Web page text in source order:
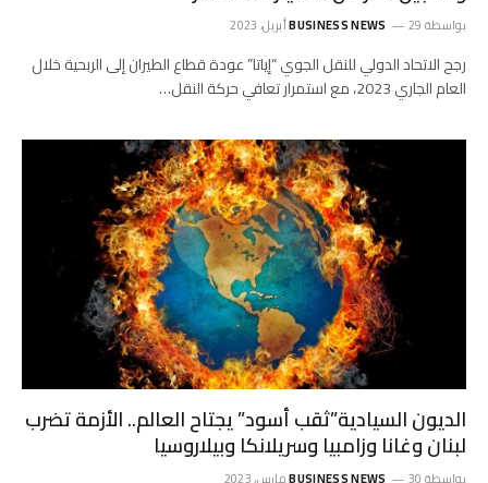
بواسطة BUSINESS NEWS 29 أبريل، 2023
رجح الاتحاد الدولي للنقل الجوي “إياتا” عودة قطاع الطيران إلى الربحية خلال
العام الجاري 2023، مع استمرار تعافي حركة النقل…
الديون السيادية”ثقب أسود” يجتاح العالم.. الأزمة تضرب
لبنان وغانا وزامبيا وسريلانكا وبيلاروسيا
بواسطة BUSINESS NEWS 30 مارس، 2023